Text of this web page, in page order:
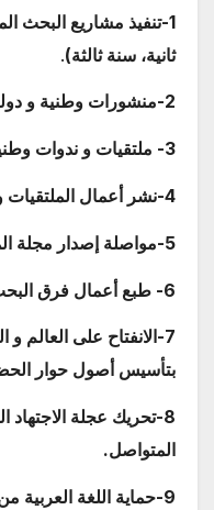
1- تنفيذ مشاريع البحث
ثانية، سنة ثالثة).
2-منشورات وطنية و دولية لأعض
3- ملتقيات و ندوات
4-نشر أعمال الملتقيات و الندوات و الورشات
5-مواصلة إصدار مجلة المخبر
6- طبع أعمال فرق البحث
7-الانفتاح على العالم و
بتأسيس أصول حوار
8-تحريك عجلة
المتواصل.
9-حماية اللغة العربية